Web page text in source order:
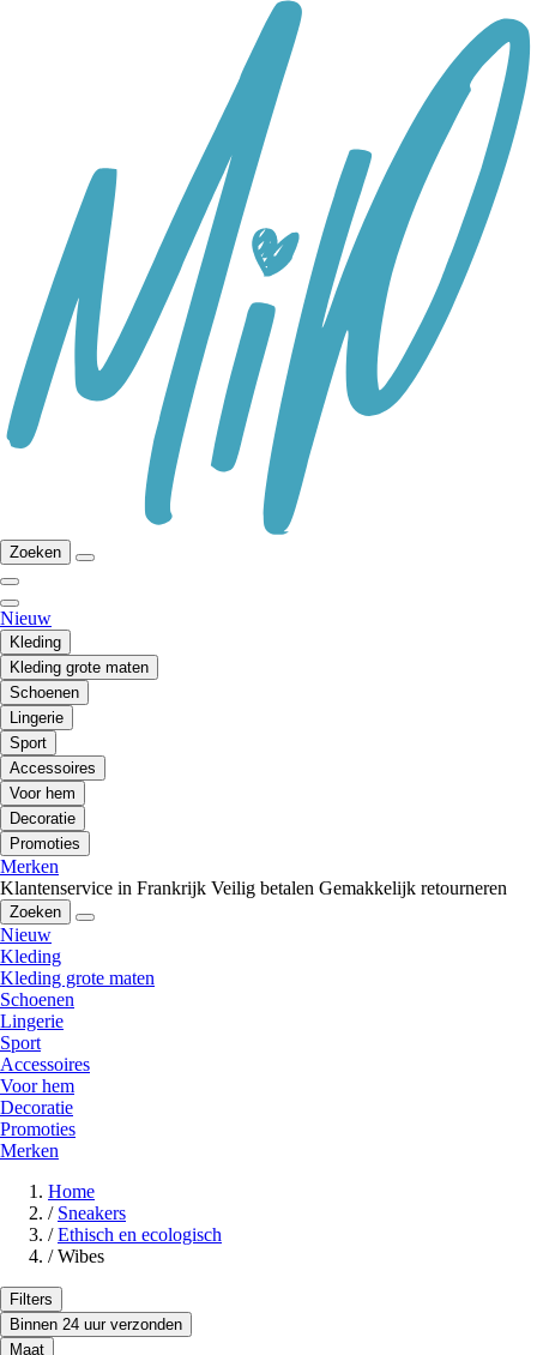
Zoeken
Nieuw
Kleding
Kleding grote maten
Schoenen
Lingerie
Sport
Accessoires
Voor hem
Decoratie
Promoties
Merken
Klantenservice in Frankrijk Veilig betalen Gemakkelijk retourneren
Zoeken
Nieuw
Kleding
Kleding grote maten
Schoenen
Lingerie
Sport
Accessoires
Voor hem
Decoratie
Promoties
Merken
Home
/ Sneakers
/ Ethisch en ecologisch
/ Wibes
Filters
Binnen 24 uur verzonden
Maat